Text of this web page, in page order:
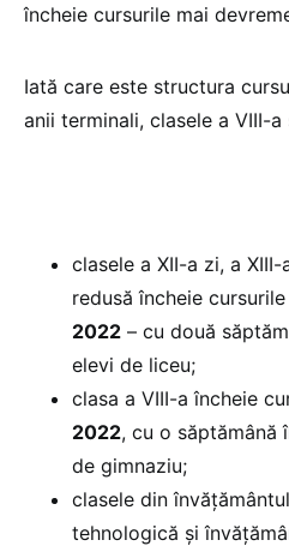
încheie cursurile mai
Iată care este structura
anii terminali, clasele a VIII-a
clasele a XII-a zi, a
redusă încheie
2022 – cu două
elevi de liceu;
clasa a VIII-a încheie
2022, cu o săptămână
de gimnaziu;
clasele din
tehnologică și